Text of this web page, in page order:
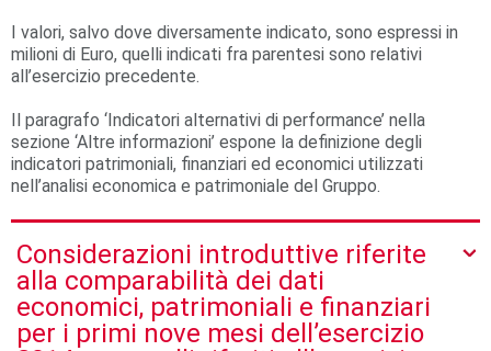
I valori, salvo dove diversamente indicato, sono espressi in
milioni di Euro, quelli indicati fra parentesi sono relativi
all’esercizio precedente.
Il paragrafo ‘Indicatori alternativi di performance’ nella
sezione ‘Altre informazioni’ espone la definizione degli
indicatori patrimoniali, finanziari ed economici utilizzati
nell’analisi economica e patrimoniale del Gruppo.
Considerazioni introduttive riferite
alla comparabilità dei dati
economici, patrimoniali e finanziari
per i primi nove mesi dell’esercizio